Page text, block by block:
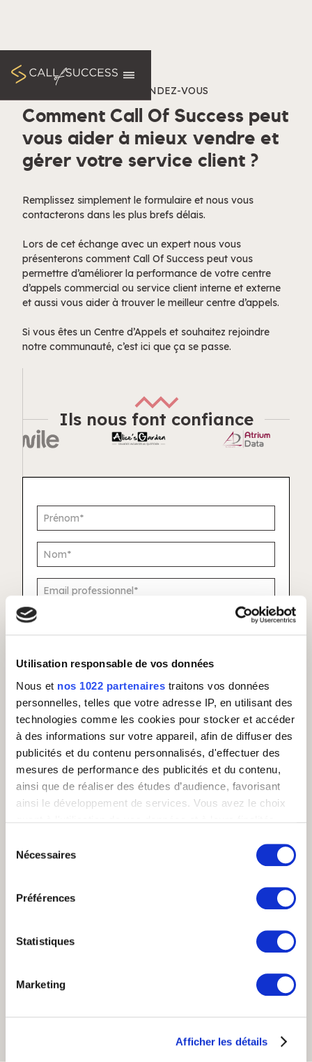
Utilisation responsable de vos données
Nous et nos 1022 partenaires traitons vos données
personnelles, telles que votre adresse IP, en utilisant des
technologies comme les cookies pour stocker et accéder
à des informations sur votre appareil, afin de diffuser des
publicités et du contenu personnalisés, d'effectuer des
mesures de performance des publicités et du contenu,
ainsi que de réaliser des études d’audience, favorisant
ainsi le développement de services. Vous avez le choix
tout moment en consultant la Déclaration relative aux
cookies ou en cliquant sur l'icône de confidentialité.
Si vous le permettez, nous aimerions également :
géographique qui peuvent être précises à plusieurs
Identifier votre appareil en l'analysant activement
pour en relever les caractéristiques spécifiques
personnelles et définir vos préférences, reportez-vous à
Nécessaires
Préférences
Statistiques
Marketing
Afficher les détails
PROGRAMMEZ VOTRE RENDEZ-VOUS
Comment Call Of Success peut
vous aider à mieux vendre et
gérer votre service client ?
Remplissez simplement le formulaire et nous vous
contacterons dans les plus brefs délais.
Lors de cet échange avec un expert nous vous
présenterons comment Call Of Success peut vous
permettre d’améliorer la performance de votre centre
d’appels commercial ou service client interne et externe
et aussi vous aider à trouver le meilleur centre d’appels.
Si vous êtes un Centre d’Appels et souhaitez rejoindre
notre communauté, c’est ici que ça se passe.
Ils nous font confiance
En continuant votre inscription, vous acceptez
protection de vos
données